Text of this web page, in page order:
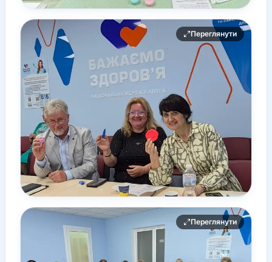
Переглянути
Переглянути